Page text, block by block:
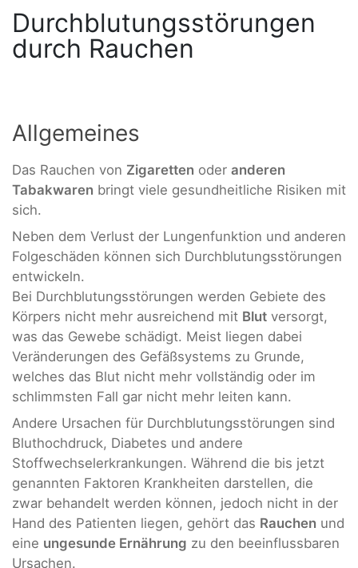
Durchblutungsstörungen
durch Rauchen
Allgemeines
Das Rauchen von Zigaretten oder anderen
Tabakwaren bringt viele gesundheitliche Risiken mit
sich.
Neben dem Verlust der Lungenfunktion und anderen
Folgeschäden können sich Durchblutungsstörungen
entwickeln.
Bei Durchblutungsstörungen werden Gebiete des
Körpers nicht mehr ausreichend mit Blut versorgt,
was das Gewebe schädigt. Meist liegen dabei
Veränderungen des Gefäßsystems zu Grunde,
welches das Blut nicht mehr vollständig oder im
schlimmsten Fall gar nicht mehr leiten kann.
Andere Ursachen für Durchblutungsstörungen sind
Bluthochdruck, Diabetes und andere
Stoffwechselerkrankungen. Während die bis jetzt
genannten Faktoren Krankheiten darstellen, die
zwar behandelt werden können, jedoch nicht in der
Hand des Patienten liegen, gehört das Rauchen und
eine ungesunde Ernährung zu den beeinflussbaren
Ursachen.